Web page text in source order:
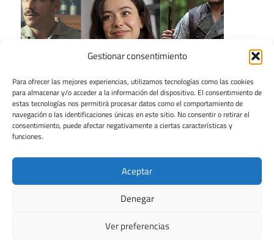
Gestionar consentimiento
Para ofrecer las mejores experiencias, utilizamos tecnologías como las cookies
para almacenar y/o acceder a la información del dispositivo. El consentimiento de
estas tecnologías nos permitirá procesar datos como el comportamiento de
navegación o las identificaciones únicas en este sitio. No consentir o retirar el
consentimiento, puede afectar negativamente a ciertas características y
funciones.
Aceptar
Denegar
Ver preferencias